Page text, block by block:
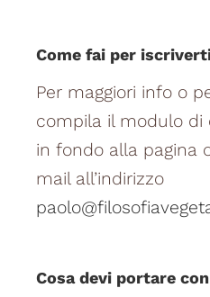
Come fai per
Per maggiori info o
compila il modulo
in fondo alla pagina
mail all’indirizzo
Cosa devi portare